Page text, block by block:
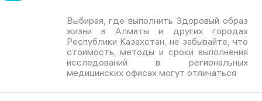
Выбирая, где выполнить Здоровый образ
жизни в Алматы и других городах
Республики Казахстан, не забывайте, что
стоимость, методы и сроки выполнения
исследований в региональных
медицинских офисах могут отличаться